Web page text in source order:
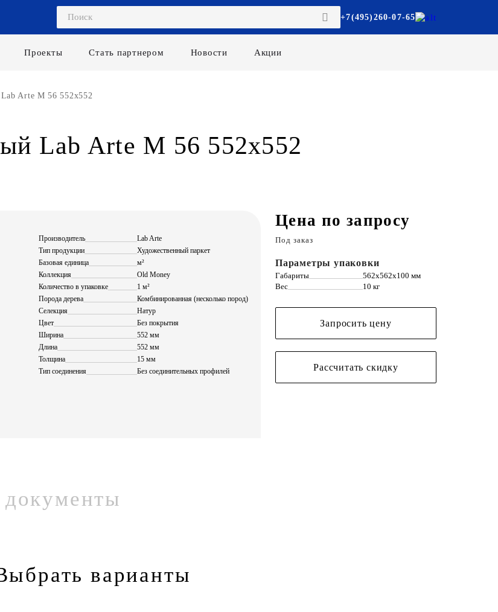
+7(495)260-07-65
Проекты Стать партнером Новости Акции
Arte М 56 552х552
Lab Arte М 56 552х552
Производитель
Lab Arte
Тип продукции
Художественный паркет
Базовая единица
м²
Коллекция
Old Money
Количество в упаковке
1 м²
Порода дерева
Комбинированная (несколько пород)
Селекция
Натур
Цвет
Без покрытия
Ширина
552 мм
Длина
552 мм
Толщина
15 мм
Тип соединения
Без соединительных профилей
Цена по запросу
Под заказ
Параметры упаковки
Габариты
562х562х100 мм
Вес
10 кг
Запросить цену
Рассчитать скидку
варианты